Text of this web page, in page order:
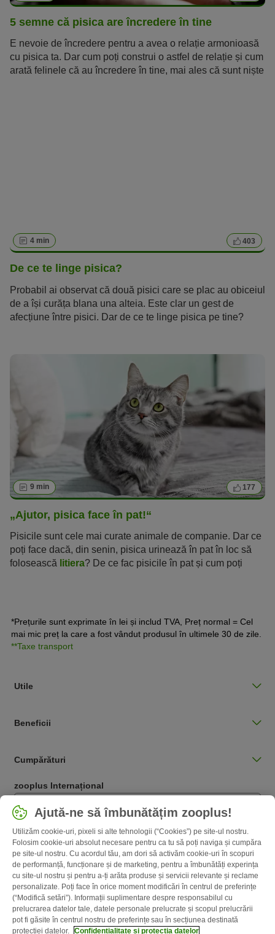
5 semne că pisica are încredere în tine
E nevoie de încredere pentru a avea o relație armonioasă
cu pisica ta. Dar cum poți construi o astfel de relație și cum
arată felinele că au încredere în tine, mai ales că sunt niște
4 min 403
De ce te linge pisica?
Probabil ai observat că două pisici care se plac au obiceiul
de a își curăța blana una alteia. Este clar un gest de
afecțiune între pisici. Dar de ce te linge pisica pe tine?
9 min 177
„Ajutor, pisica face în pat!“
Pisicile sunt cele mai curate animale de companie. Dar ce
poți face dacă, din senin, pisica urinează în pat în loc să
folosească litiera? De ce fac pisicile în pat și cum poți
pisică.
*Prețurile sunt exprimate în lei și includ TVA, Preț normal = Cel
mai mic preț la care a fost vândut produsul în ultimele 30 de zile.
**Taxe transport
Utile
Beneficii
Cumpărături
zooplus Internațional
Română / RO
Follow zooplus
Ajută-ne să îmbunătățim zooplus!
Utilizăm cookie-uri, pixeli si alte tehnologii (“Cookies”) pe site-ul nostru.
Folosim cookie-uri absolut necesare pentru ca tu să poți naviga și cumpăra
pe site-ul nostru. Cu acordul tău, am dori să activăm cookie-uri în scopuri
de performanță, funcționare și de marketing, pentru a îmbunătăți experința
cu site-ul nostru și pentru a-ți arăta produse și servicii relevante și reclame
personalizate. Poți face în orice moment modificări în centrul de preferințe
(“Modifică setări”). Informații suplimentare despre responsabilul cu
prelucrarea datelor tale, datele personale prelucrate și scopul prelucrării
pot fi găsite în centrul nostru de preferințe sau în secțiunea destinată
protecției datelor. Confidențialitate și protecția datelor